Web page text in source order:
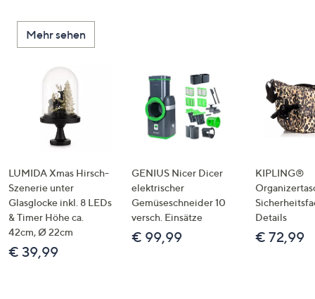
Mehr sehen
LUMIDA Xmas Hirsch-
Szenerie unter
Glasglocke inkl. 8 LEDs
& Timer Höhe ca.
42cm, Ø 22cm
€ 39,99
GENIUS Nicer Dicer
elektrischer
Gemüseschneider 10
versch. Einsätze
€ 99,99
KIPLING®
Details
€ 72,99